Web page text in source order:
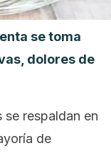
se toma
dolores de
respaldan en
de